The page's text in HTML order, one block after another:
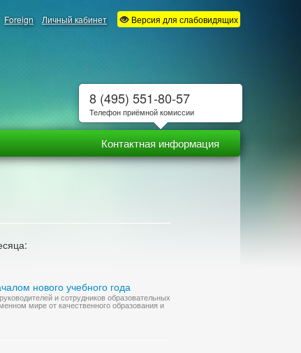
Foreign Личный кабинет Версия для слабовидящих
Контактная информация
нового учебного года
и сотрудников образовательных
мире от качественного образования и
8 (495) 551-80-57
Телефон приёмной комиссии